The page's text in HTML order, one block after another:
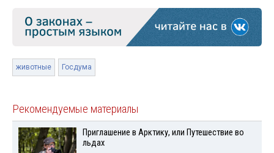
животные Госдума
Рекомендуемые материалы
Приглашение в Арктику, или Путешествие во
льдах